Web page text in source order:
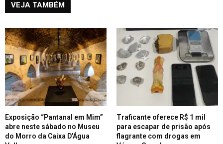
VEJA TAMBÉM
Exposição “Pantanal em Mim”
abre neste sábado no Museu
do Morro da Caixa D’Água
Traficante oferece R$ 1 mil
para escapar de prisão após
flagrante com drogas em